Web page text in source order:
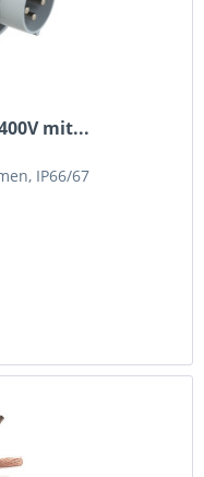
mit...
IP66/67